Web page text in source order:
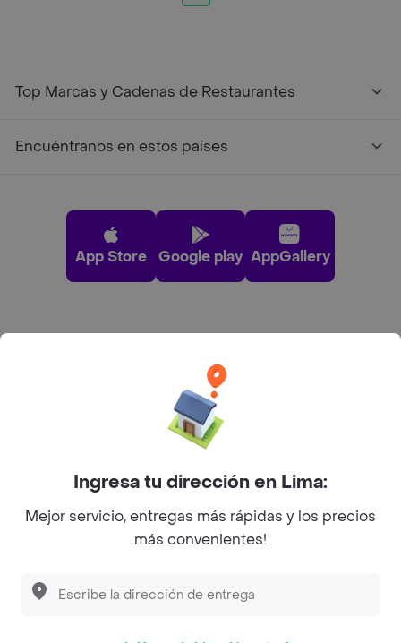
Top Marcas y Cadenas de Restaurantes
Encuéntranos en estos países
App Store Google play AppGallery
Sobre Rappi
Ingresa tu dirección en Lima:
Mejor servicio, entregas más rápidas y los precios
más convenientes!